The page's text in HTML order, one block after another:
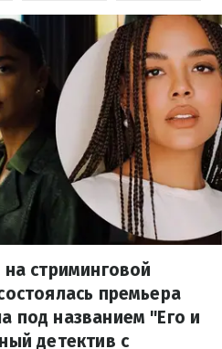
стриминговой
премьера
под названием "Его и
детектив с